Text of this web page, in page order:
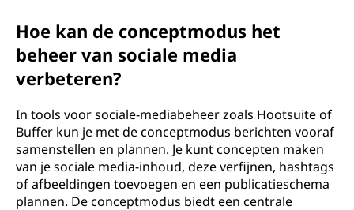
Hoe kan de conceptmodus het
beheer van sociale media
verbeteren?
In tools voor sociale-mediabeheer zoals Hootsuite of
Buffer kun je met de conceptmodus berichten vooraf
samenstellen en plannen. Je kunt concepten maken
van je sociale media-inhoud, deze verfijnen, hashtags
of afbeeldingen toevoegen en een publicatieschema
plannen. De conceptmodus biedt een centrale